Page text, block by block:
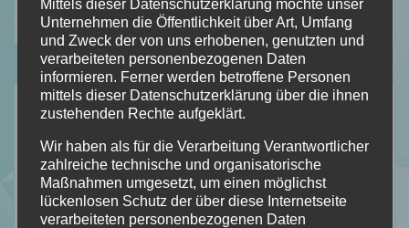
Folgt
mir
auf
Facebook
112
Folgt
mir
auf
Instagram
184
Folgt
mir
auf
Pinterest
18
Folgt
meinem
Blog
mit
Bloglovin
2
Der Durchblick
Mein Stapel ungelesener Bücher [SuB]
Meine gelesenen Bücher!
Wer ist Calipa?
Wunschliste
Mittels dieser Datenschutzerklärung möchte unser
Unternehmen die Öffentlichkeit über Art, Umfang
und Zweck der von uns erhobenen, genutzten und
verarbeiteten personenbezogenen Daten
informieren. Ferner werden betroffene Personen
mittels dieser Datenschutzerklärung über die ihnen
zustehenden Rechte aufgeklärt.
Wir haben als für die Verarbeitung Verantwortlicher
zahlreiche technische und organisatorische
Maßnahmen umgesetzt, um einen möglichst
lückenlosen Schutz der über diese Internetseite
verarbeiteten personenbezogenen Daten